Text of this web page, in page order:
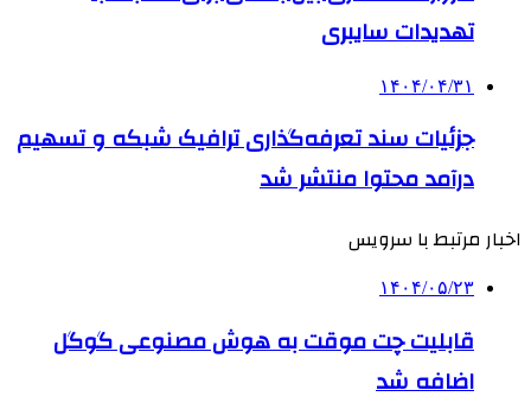
تهدیدات سایبری
۱۴۰۴/۰۴/۳۱
جزئیات سند تعرفه‌گذاری ترافیک شبکه و تسهیم
درآمد محتوا منتشر شد
اخبار مرتبط با سرویس
۱۴۰۴/۰۵/۲۳
قابلیت چت موقت به هوش مصنوعی گوگل
اضافه شد